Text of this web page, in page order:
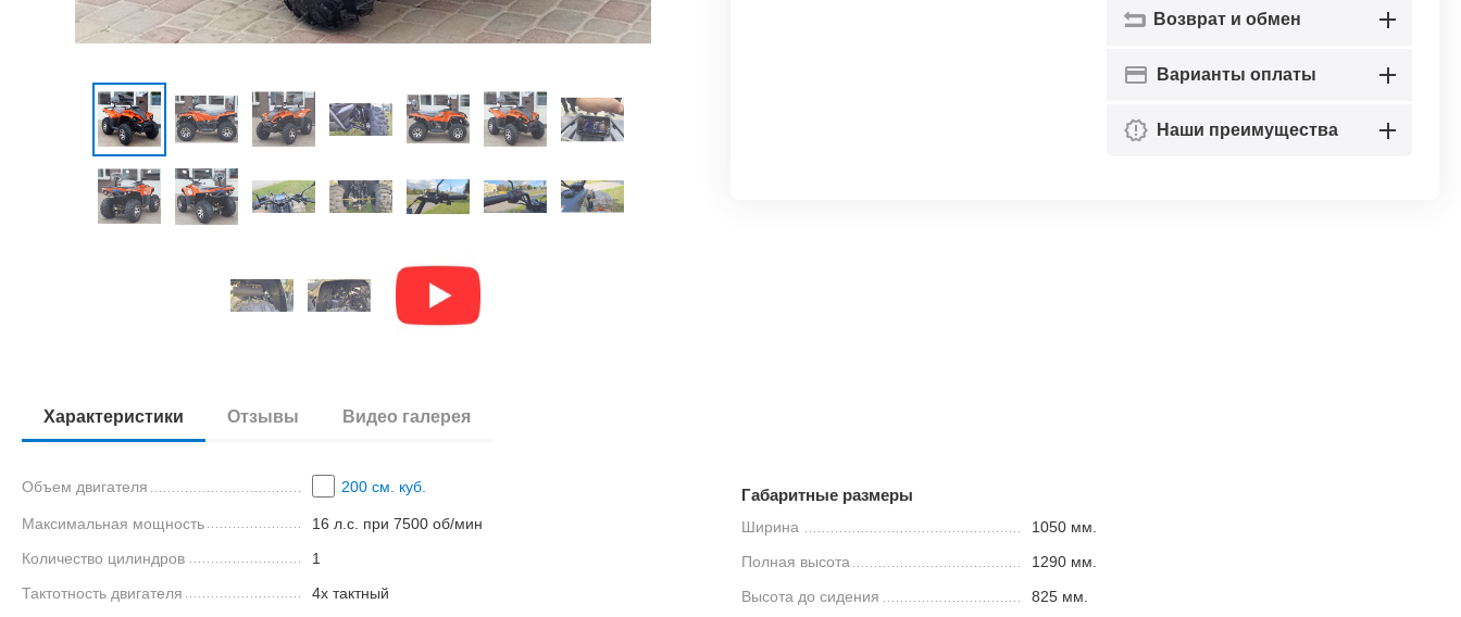
Возврат и обмен
Варианты оплаты
Наши преимущества
Характеристики Отзывы Видео галерея
Объем двигателя 200 см. куб.
Максимальная мощность
16 л.с. при 7500 об/мин
Количество цилиндров
1
Тактотность двигателя
4х тактный
Габаритные размеры
Ширина
1050 мм.
Полная высота
1290 мм.
Высота до сидения
825 мм.